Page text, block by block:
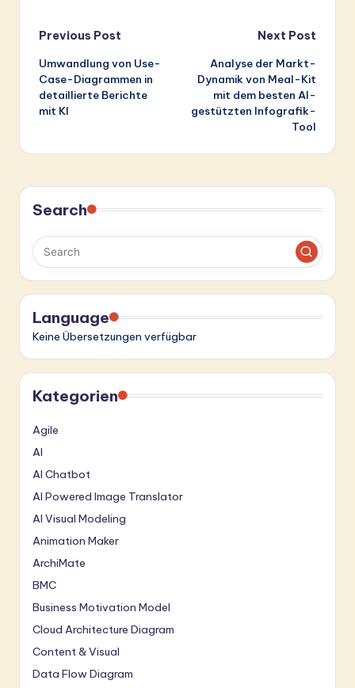
Post
navigation
Previous Post
Umwandlung von Use-
Case-Diagrammen in
detaillierte Berichte
mit KI
Next Post
Analyse der Markt-
Dynamik von Meal-Kit
mit dem besten AI-
gestützten Infografik-
Tool
Search
Language
Keine Übersetzungen verfügbar
Kategorien
Agile
AI
AI Chatbot
AI Powered Image Translator
AI Visual Modeling
Animation Maker
ArchiMate
BMC
Business Motivation Model
Cloud Architecture Diagram
Content & Visual
Data Flow Diagram